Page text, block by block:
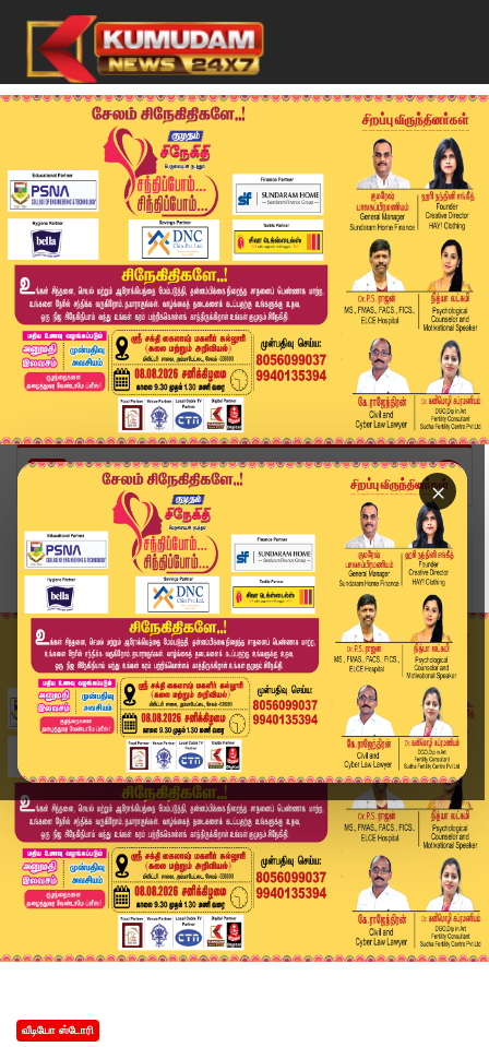
×
Home
வீடியோ ஸ்டோரி
TVK தலைவர் Vijay-க்கு Y பிரிவு பாதுகாப்பு எப்ப...
வீடியோ ஸ்டோரி